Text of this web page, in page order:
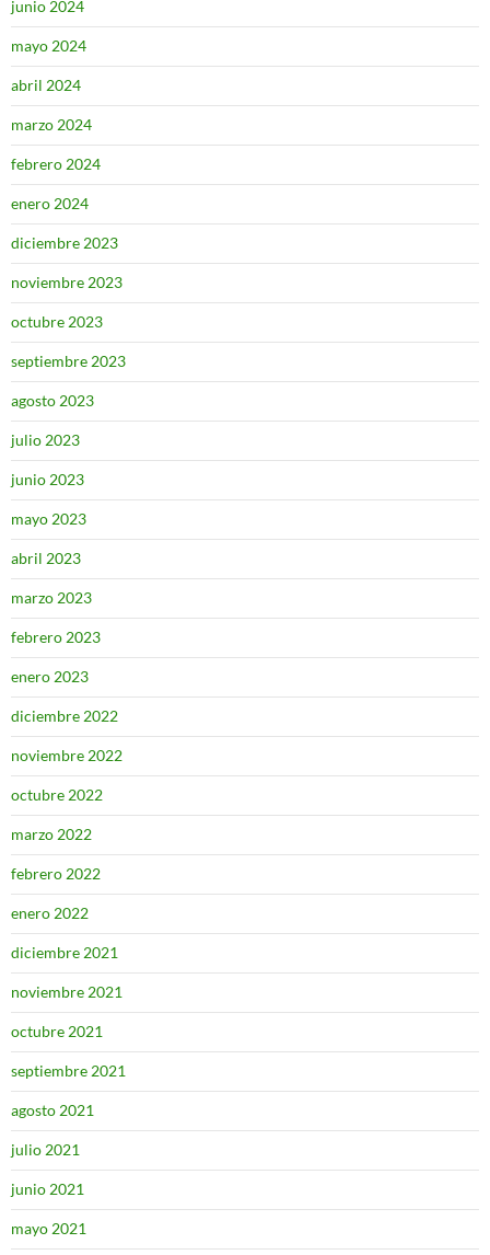
junio 2024
mayo 2024
abril 2024
marzo 2024
febrero 2024
enero 2024
diciembre 2023
noviembre 2023
octubre 2023
septiembre 2023
agosto 2023
julio 2023
junio 2023
mayo 2023
abril 2023
marzo 2023
febrero 2023
enero 2023
diciembre 2022
noviembre 2022
octubre 2022
marzo 2022
febrero 2022
enero 2022
diciembre 2021
noviembre 2021
octubre 2021
septiembre 2021
agosto 2021
julio 2021
junio 2021
mayo 2021